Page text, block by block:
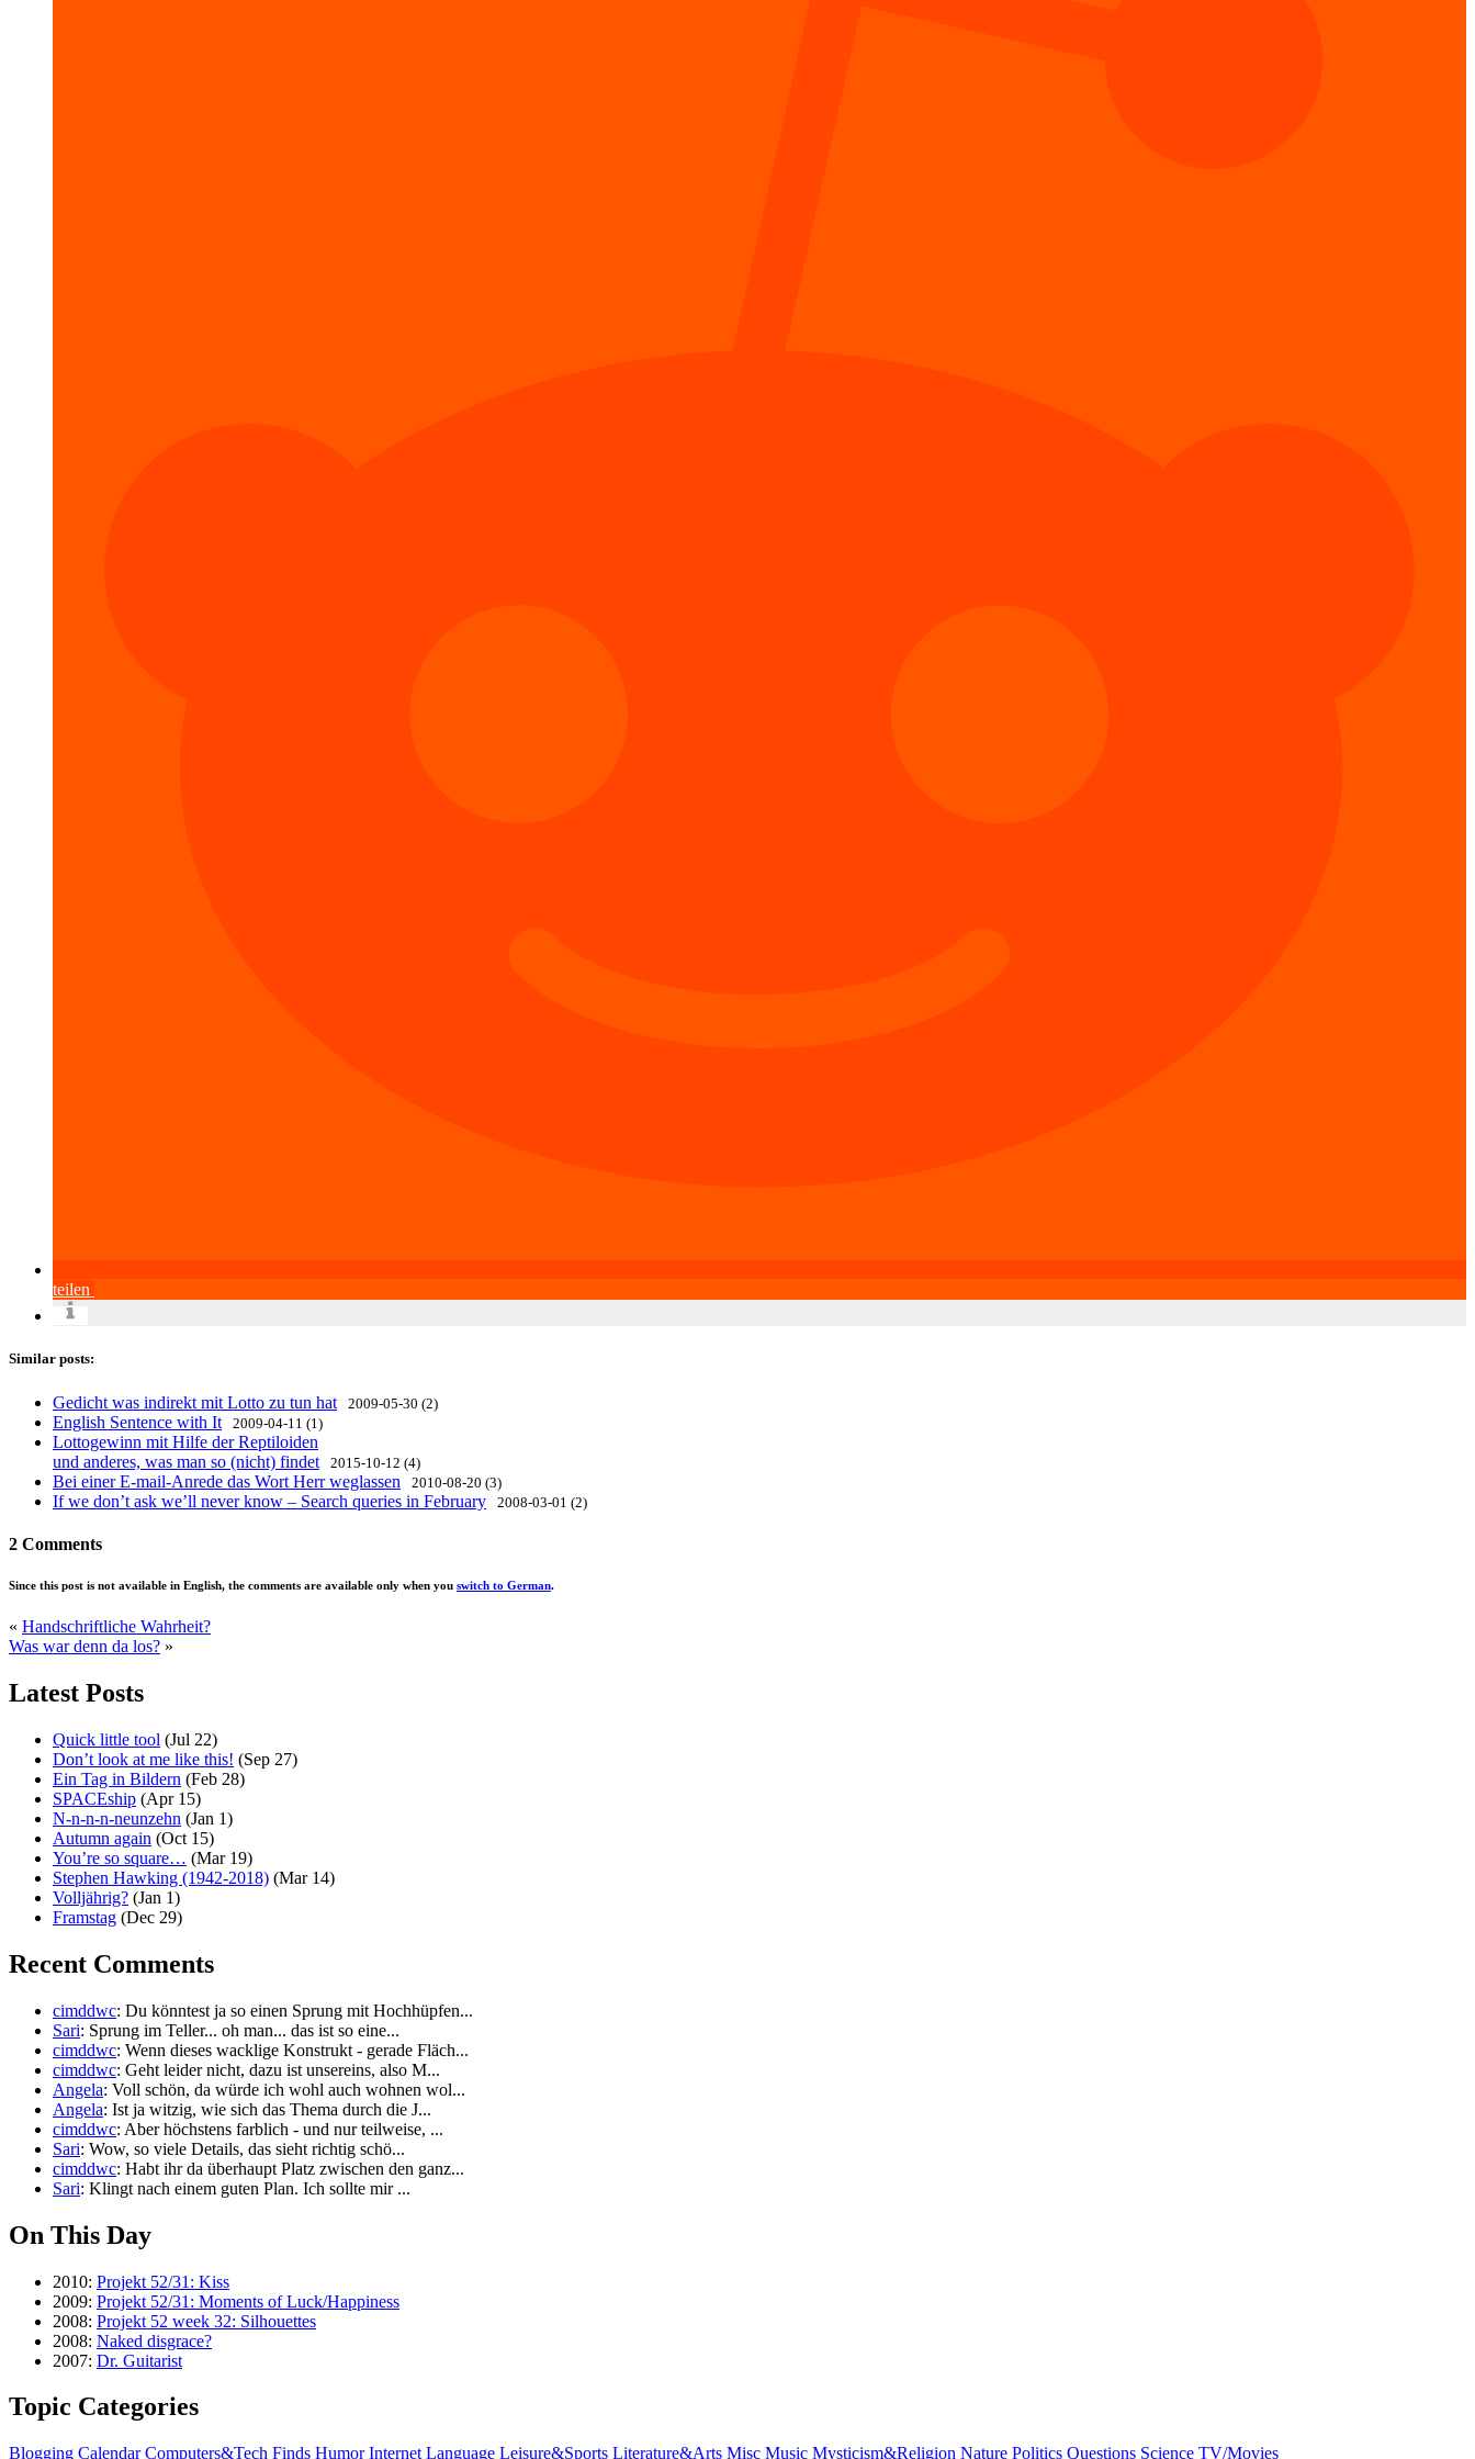
teilen
Similar posts:
Gedicht was indirekt mit Lotto zu tun hat 2009-05-30 (2)
English Sentence with It 2009-04-11 (1)
Lottogewinn mit Hilfe der Reptiloiden
und anderes, was man so (nicht) findet
2015-10-12 (4)
Bei einer E-mail-Anrede das Wort Herr weglassen 2010-08-20 (3)
If we don’t ask we’ll never know – Search queries in February 2008-03-01 (2)
2 Comments
Since this post is not available in English, the comments are available only when you switch to German.
« Handschriftliche Wahrheit?
Was war denn da los? »
Latest Posts
Quick little tool (Jul 22)
Don’t look at me like this! (Sep 27)
Ein Tag in Bildern (Feb 28)
SPACEship (Apr 15)
N-n-n-n-neunzehn (Jan 1)
Autumn again (Oct 15)
You’re so square… (Mar 19)
Stephen Hawking (1942-2018) (Mar 14)
Volljährig? (Jan 1)
Framstag (Dec 29)
Recent Comments
cimddwc: Du könntest ja so einen Sprung mit Hochhüpfen...
Sari: Sprung im Teller... oh man... das ist so eine...
cimddwc: Wenn dieses wacklige Konstrukt - gerade Fläch...
cimddwc: Geht leider nicht, dazu ist unsereins, also M...
Angela: Voll schön, da würde ich wohl auch wohnen wol...
Angela: Ist ja witzig, wie sich das Thema durch die J...
cimddwc: Aber höchstens farblich - und nur teilweise, ...
Sari: Wow, so viele Details, das sieht richtig schö...
cimddwc: Habt ihr da überhaupt Platz zwischen den ganz...
Sari: Klingt nach einem guten Plan. Ich sollte mir ...
On This Day
2010: Projekt 52/31: Kiss
2009: Projekt 52/31: Moments of Luck/Happiness
2008: Projekt 52 week 32: Silhouettes
2008: Naked disgrace?
2007: Dr. Guitarist
Topic Categories
Blogging Calendar Computers&Tech Finds Humor Internet Language Leisure&Sports Literature&Arts Misc Music Mysticism&Religion Nature Politics Questions Science TV/Movies